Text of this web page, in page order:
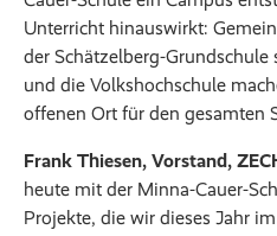
Unterricht hinauswirkt:
der Schätzelberg-
und die Volkshochschule
offenen Ort für den gesamten
Frank Thiesen, Vorstand,
heute mit der Minna-Cauer-
Projekte, die wir dieses Jahr